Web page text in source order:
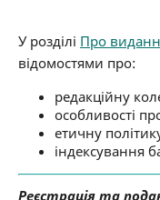
У розділі Про
відомостями про:
редакційну
особливості
етичну
індексування
Реєстрація та